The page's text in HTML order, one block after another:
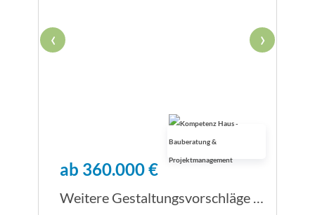
‹ ›
ab 360.000 €
Weitere Gestaltungsvorschläge Villa mit Walmdach